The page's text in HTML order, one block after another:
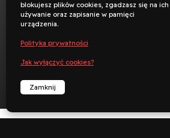
blokujesz plików cookies, zgadzasz się na ich
używanie oraz zapisanie w pamięci
urządzenia.
Polityka prywatności
Jak wyłączyć cookies?
Zamknij